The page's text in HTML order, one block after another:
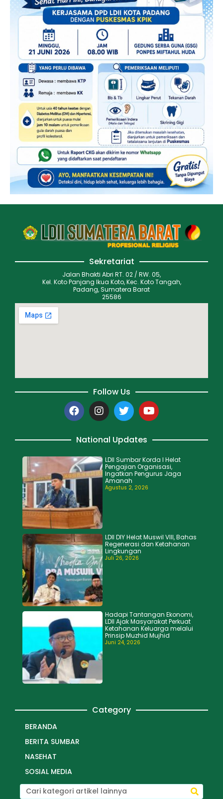
Sekretariat
Jalan Bhakti Abri RT. 02 / RW. 05,
Kel. Koto Panjang Ikua Koto, Kec. Koto Tangah,
Padang, Sumatera Barat
25586
Follow Us
National Updates
LDII Sumbar Korda I Helat
Pengajian Organisasi,
Ingatkan Pengurus Jaga
Amanah
Agustus 2, 2026
LDII DIY Helat Muswil VIII, Bahas
Regenerasi dan Ketahanan
Lingkungan
Juli 26, 2026
Hadapi Tantangan Ekonomi,
LDII Ajak Masyarakat Perkuat
Ketahanan Keluarga melalui
Prinsip Muzhid Mujhid
Juni 24, 2026
Category
BERANDA
BERITA SUMBAR
NASEHAT
SOSIAL MEDIA